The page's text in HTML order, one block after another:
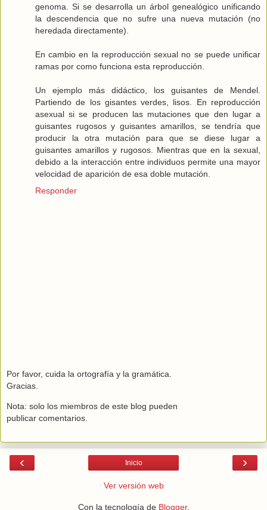
genoma. Si se desarrolla un árbol genealógico unificando
la descendencia que no sufre una nueva mutación (no
heredada directamente).
En cambio en la reproducción sexual no se puede unificar
ramas por como funciona esta reproducción.
Un ejemplo más didáctico, los guisantes de Mendel.
Partiendo de los gisantes verdes, lisos. En reproducción
asexual si se producen las mutaciones que den lugar a
guisantes rugosos y guisantes amarillos, se tendría que
producir la otra mutación para que se diese lugar a
guisantes amarillos y rugosos. Mientras que en la sexual,
debido a la interacción entre individuos permite una mayor
velocidad de aparición de esa doble mutación.
Responder
Por favor, cuida la ortografía y la gramática.
Gracias.
Nota: solo los miembros de este blog pueden
publicar comentarios.
‹ ›
Inicio
Ver versión web
Con la tecnología de Blogger.